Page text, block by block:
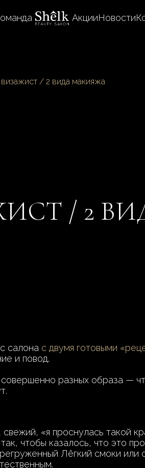
АкцииНовости
/ 2 вида макияжа
/ 2
салона с двумя готовыми
и повод.
разных образа —
«я проснулась такой
чтобы казалось, что это
Лёгкий смоки